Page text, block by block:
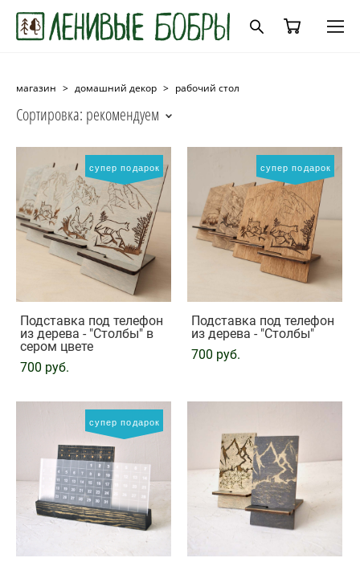
магазин > домашний декор > рабочий стол
Сортировка: рекомендуем
супер подарок
Подставка под телефон
из дерева - "Столбы" в
сером цвете
700 pуб.
супер подарок
Подставка под телефон
из дерева - "Столбы"
700 pуб.
супер подарок